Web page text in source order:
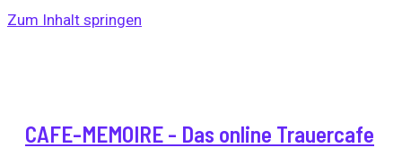
Zum Inhalt springen
CAFE-MEMOIRE - Das online Trauercafe